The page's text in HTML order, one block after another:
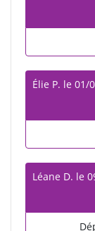
Élie P. le 01/
Léane D. le